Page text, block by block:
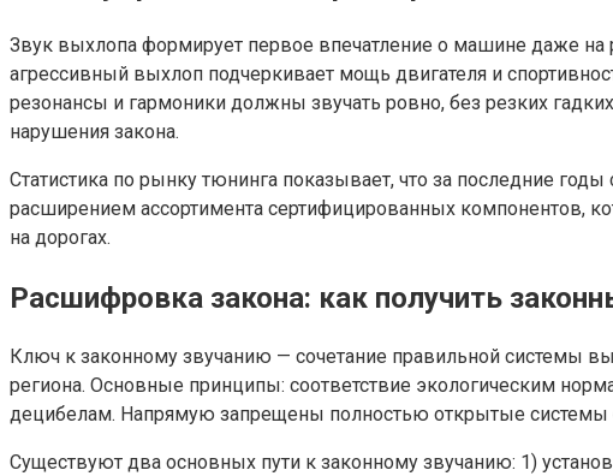
Звук выхлопа формирует первое впечатление о машине даже на
агрессивный выхлоп подчеркивает мощь двигателя и
резонансы и гармоники должны звучать ровно, без резких
нарушения закона.
Статистика по рынку тюнинга показывает, что за последние
расширением ассортимента сертифицированных компонентов,
на дорогах.
Расшифровка закона: как получить
Ключ к законному звучанию — сочетание правильной системы
региона. Основные принципы: соответствие экологическим
децибелам. Напрямую запрещены полностью открытые системы
Существуют два основных пути к законному звучанию: 1)